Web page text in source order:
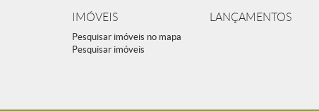
IMÓVEIS
Pesquisar imóveis no mapa
Pesquisar imóveis
LANÇAMENTOS